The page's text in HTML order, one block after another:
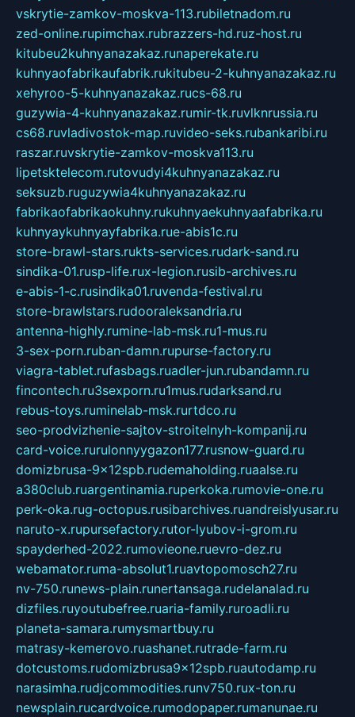
vskrytie-zamkov-moskva-113.rubiletnadom.ru
zed-online.rupimchax.rubrazzers-hd.ruz-host.ru
kitubeu2kuhnyanazakaz.runaperekate.ru
kuhnyaofabrikaufabrik.rukitubeu-2-kuhnyanazakaz.ru
xehyroo-5-kuhnyanazakaz.rucs-68.ru
guzywia-4-kuhnyanazakaz.rumir-tk.ruvlknrussia.ru
cs68.ruvladivostok-map.ruvideo-seks.rubankaribi.ru
raszar.ruvskrytie-zamkov-moskva113.ru
lipetsktelecom.rutovudyi4kuhnyanazakaz.ru
seksuzb.ruguzywia4kuhnyanazakaz.ru
fabrikaofabrikaokuhny.rukuhnyaekuhnyaafabrika.ru
kuhnyaykuhnyayfabrika.rue-abis1c.ru
store-brawl-stars.rukts-services.rudark-sand.ru
sindika-01.rusp-life.rux-legion.rusib-archives.ru
e-abis-1-c.rusindika01.ruvenda-festival.ru
store-brawlstars.rudooraleksandria.ru
antenna-highly.rumine-lab-msk.ru1-mus.ru
3-sex-porn.ruban-damn.rupurse-factory.ru
viagra-tablet.rufasbags.ruadler-jun.rubandamn.ru
fincontech.ru3sexporn.ru1mus.rudarksand.ru
rebus-toys.ruminelab-msk.rurtdco.ru
seo-prodvizhenie-sajtov-stroitelnyh-kompanij.ru
card-voice.rurulonnyygazon177.rusnow-guard.ru
domizbrusa-9x12spb.rudemaholding.ruaalse.ru
a380club.ruargentinamia.ruperkoka.rumovie-one.ru
perk-oka.rug-octopus.rusibarchives.ruandreislyusar.ru
naruto-x.rupursefactory.rutor-lyubov-i-grom.ru
spayderhed-2022.rumovieone.ruevro-dez.ru
webamator.ruma-absolut1.ruavtopomosch27.ru
nv-750.runews-plain.runertansaga.rudelanalad.ru
dizfiles.ruyoutubefree.ruaria-family.ruroadli.ru
planeta-samara.rumysmartbuy.ru
matrasy-kemerovo.ruashanet.rutrade-farm.ru
dotcustoms.rudomizbrusa9x12spb.ruautodamp.ru
narasimha.rudjcommodities.runv750.rux-ton.ru
newsplain.rucardvoice.rumodopaper.rumanunae.ru